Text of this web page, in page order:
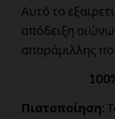
Αυτό το
απόδειξη
απαράμιλλης
Πιστοποίηση: